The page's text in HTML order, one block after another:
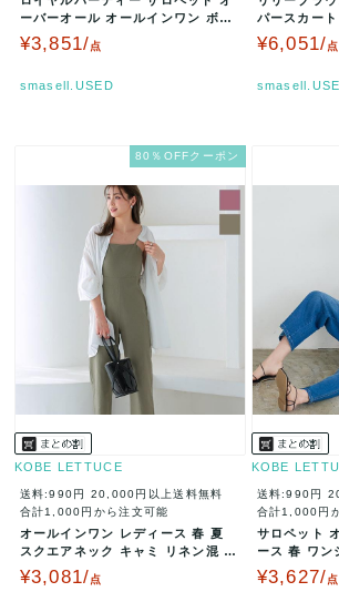
ーバーオール オールインワン ボト
ムス レディース Fサイズ ブラ…
¥3,851/点
smasell.USED
パースカー
ニム ロング
¥6,051/点
80％OFFクーポン
KOBE LETTUCE
送料:990円
20,000円以上送料無料
合計1,000円から注文可能
オールインワン レディース 春 夏
スクエアネック キャミ リネン混 リ
ネンブレンド E3034
¥3,081/点
KOBE
送料:990円
合計1,000円
サロペット
ース 春 ワン
デニム ツイ
¥3,627/点